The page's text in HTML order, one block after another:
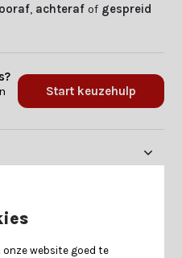
achteraf of gespreid
Start keuzehulp
onze website goed te